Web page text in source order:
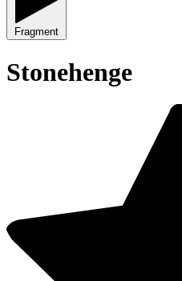
Fragment
Stonehenge